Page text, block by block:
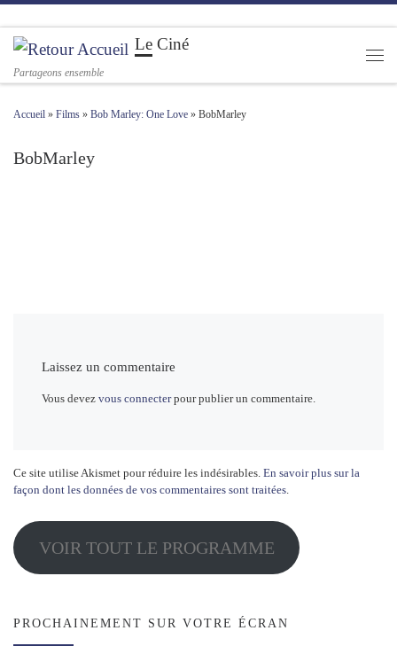
Passer au contenu
Le Ciné
Partageons ensemble
Accueil » Films » Bob Marley: One Love » BobMarley
BobMarley
Laissez un commentaire
Vous devezvous connecterpour publier un commentaire.
Ce site utilise Akismet pour réduire les indésirables. En savoir plus sur la
façon dont les données de vos commentaires sont traitées
VOIR TOUT LE PROGRAMME
PROCHAINEMENT SUR VOTRE ÉCRAN